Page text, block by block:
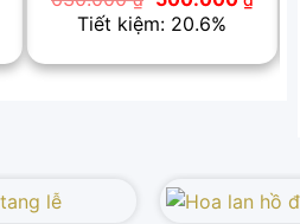
là:
500.000 ₫.
gốc
là:
là:
Tiết kiệm: 25%